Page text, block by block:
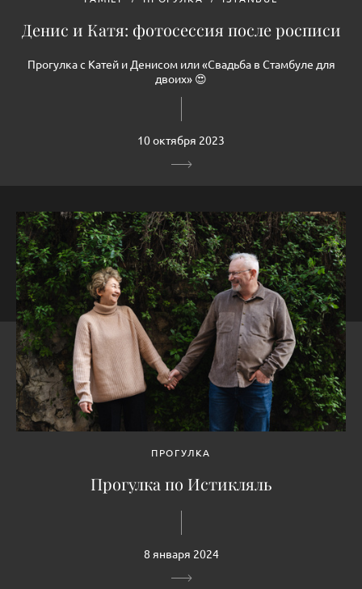
Денис и Катя: фотосессия после росписи
Прогулка с Катей и Денисом или «Свадьба в Стамбуле для
двоих» 😍
10 октября 2023
ПРОГУЛКА
Прогулка по Истикляль
8 января 2024